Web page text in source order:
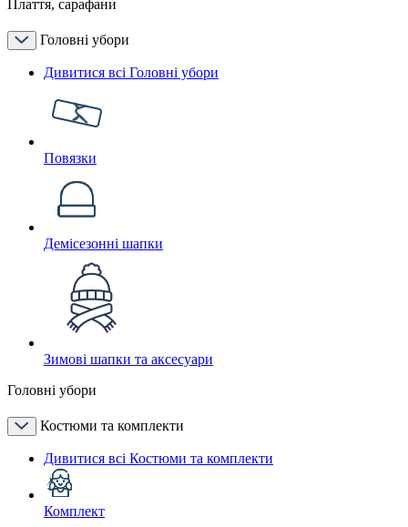
Плаття, сарафани
Головні убори
Дивитися всі Головні убори
Повязки
Демісезонні шапки
Зимові шапки та аксесуари
Головні убори
Костюми та комплекти
Дивитися всі Костюми та комплекти
Комплект